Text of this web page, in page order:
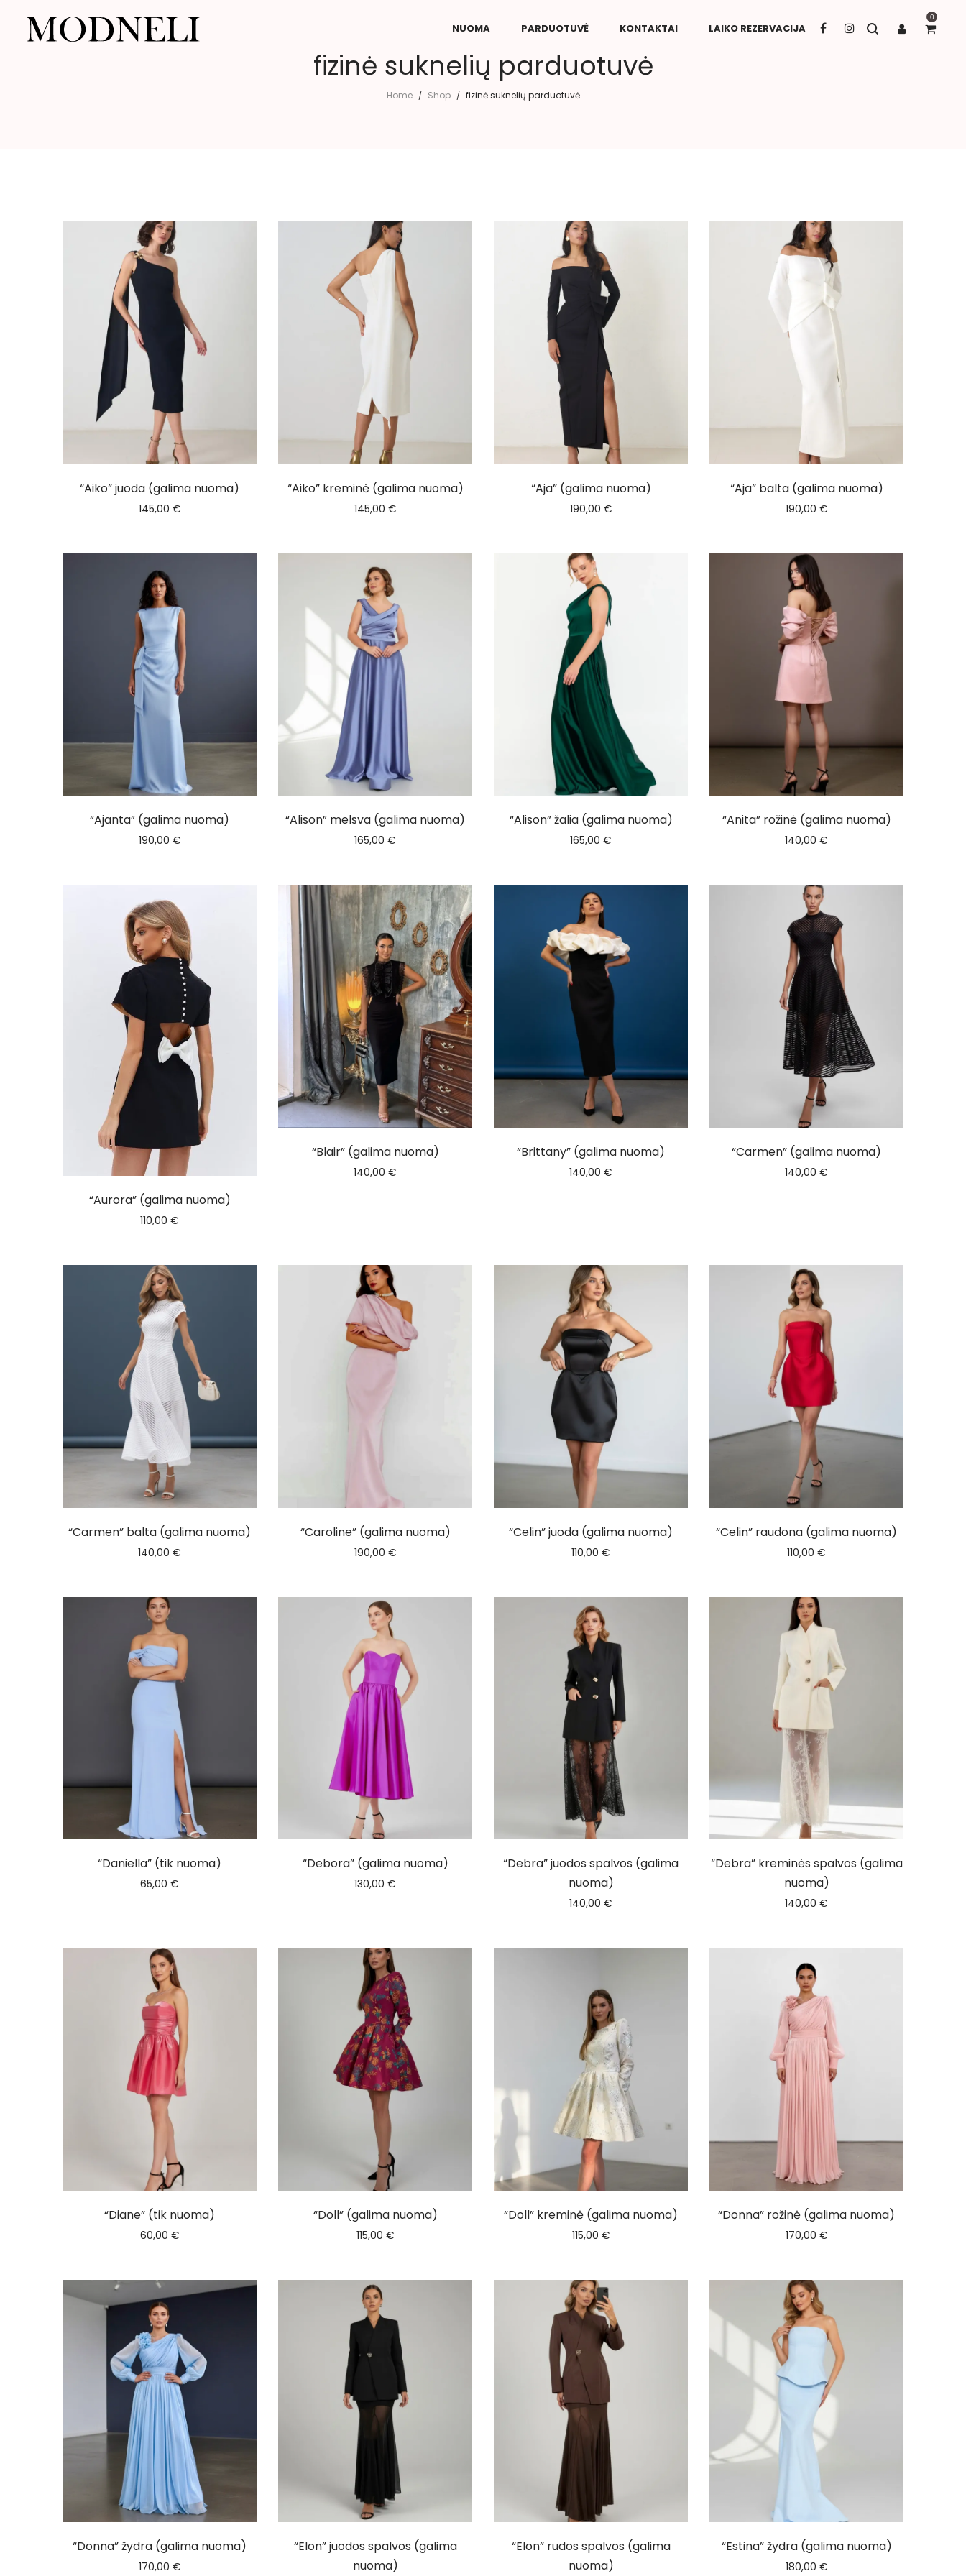
0
NUOMA PARDUOTUVĖ KONTAKTAI LAIKO REZERVACIJA
fizinė suknelių parduotuvė
Home / Shop / fizinė suknelių parduotuvė
“Aiko” juoda (galima nuoma)
145,00 €
“Aiko” kreminė (galima nuoma)
145,00 €
“Aja” (galima nuoma)
190,00 €
“Aja” balta (galima nuoma)
190,00 €
“Ajanta” (galima nuoma)
190,00 €
“Alison” melsva (galima nuoma)
165,00 €
“Alison” žalia (galima nuoma)
165,00 €
“Anita” rožinė (galima nuoma)
140,00 €
“Aurora” (galima nuoma)
110,00 €
“Blair” (galima nuoma)
140,00 €
“Brittany” (galima nuoma)
140,00 €
“Carmen” (galima nuoma)
140,00 €
“Carmen” balta (galima nuoma)
140,00 €
“Caroline” (galima nuoma)
190,00 €
“Celin” juoda (galima nuoma)
110,00 €
“Celin” raudona (galima nuoma)
110,00 €
“Daniella” (tik nuoma)
65,00 €
“Debora” (galima nuoma)
130,00 €
“Debra” juodos spalvos (galima
nuoma)
140,00 €
“Debra” kreminės spalvos (galima
nuoma)
140,00 €
“Diane” (tik nuoma)
60,00 €
“Doll” (galima nuoma)
115,00 €
“Doll” kreminė (galima nuoma)
115,00 €
“Donna” rožinė (galima nuoma)
170,00 €
“Donna” žydra (galima nuoma)
170,00 €
“Elon” juodos spalvos (galima
nuoma)
“Elon” rudos spalvos (galima
nuoma)
“Estina” žydra (galima nuoma)
180,00 €